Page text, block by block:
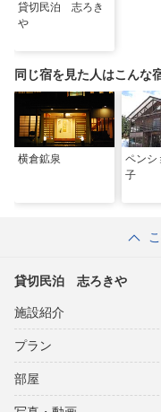
貸切民泊 志ろき
や
同じ宿を見た人はこんな
横倉鉱泉
ペン
子
貸切民泊 志ろきや
施設紹介
プラン
部屋